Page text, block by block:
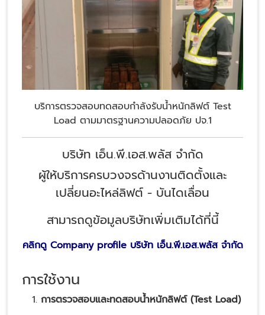
บริการตรวจสอบทดสอบกำลังรับน้ำหนักลิฟต์ Test
Load ตามมาตรฐานความปลอดภัย ปจ.1
บริษัท เอ็น.พี.เอส.พลัส จำกัด
ผู้ให้บริการครบวงจรด้านงานติดตั้งและ
เปลี่ยนอะไหล่ลิฟต์ - บันไดเลื่อน
สามารถดูข้อมูลบริษัทเพิ่มเติมได้ที่นี้
คลิกดู Company profile บริษัท เอ็น.พี.เอส.พลัส จำกัด
การใช้งาน
การตรวจสอบและทดสอบน้ำหนักลิฟต์ (Test Load)